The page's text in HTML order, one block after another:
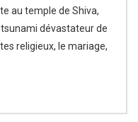
au temple de Shiva,
tsunami dévastateur de
religieux, le mariage,